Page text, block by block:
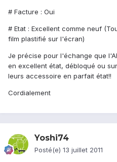
# Facture : Oui
# Etat : Excellent comme neuf
film plastifié sur l'écran)
Je précise pour l'échange que
en excellent état, débloqué ou
leurs accessoire en parfait état!!
Cordialement
Yoshi74
Posté(e) 13 juillet 2011